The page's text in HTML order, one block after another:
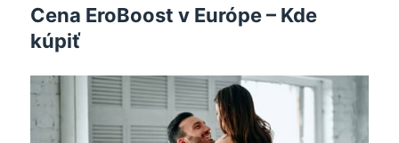
Cena EroBoost v Európe – Kde
kúpiť